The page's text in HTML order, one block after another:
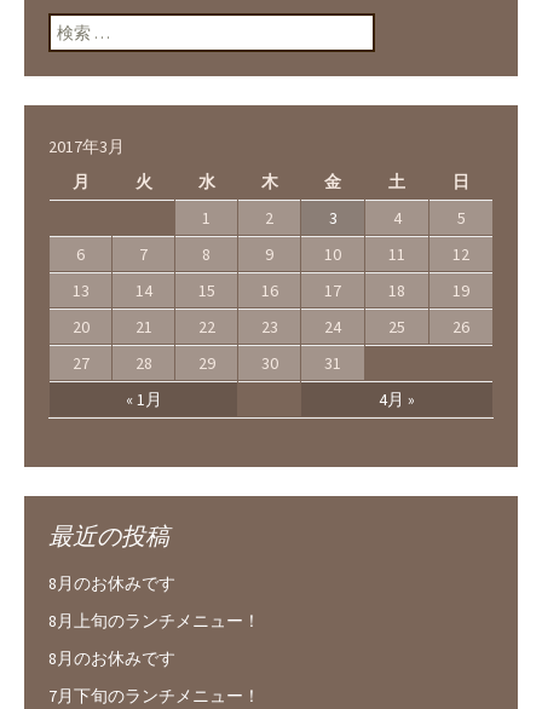
検索:
2017年3月
月
火 水 木 金 土 日
« 1月 4月 »
1 2 3 4
5
6
7 8 9 10 11
12
13
14 15 16 17 18
19
20
21 22 23 24 25
26
27
28 29 30 31
最近の投稿
8月のお休みです
8月上旬のランチメニュー！
8月のお休みです
7月下旬のランチメニュー！